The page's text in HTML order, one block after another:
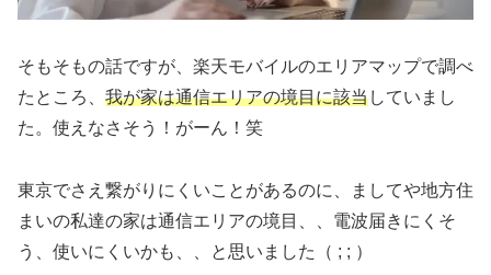
そもそもの話ですが、楽天モバイルのエリアマップで調べ
たところ、 我が家は通信エリアの境目に該当していまし
た。使えなさそう！がーん！笑
東京でさえ繋がりにくいことがあるのに、ましてや地方住
まいの私達の家は通信エリアの境目、、電波届きにくそ
う、使いにくいかも、、と思いました（ ; ; ）